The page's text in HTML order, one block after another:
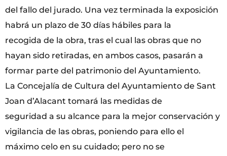
del fallo del jurado. Una vez terminada la exposición
habrá un plazo de 30 días hábiles para la
recogida de la obra, tras el cual las obras que no
hayan sido retiradas, en ambos casos, pasarán a
formar parte del patrimonio del Ayuntamiento.
La Concejalía de Cultura del Ayuntamiento de Sant
Joan d’Alacant tomará las medidas de
seguridad a su alcance para la mejor conservación y
vigilancia de las obras, poniendo para ello el
máximo celo en su cuidado; pero no se